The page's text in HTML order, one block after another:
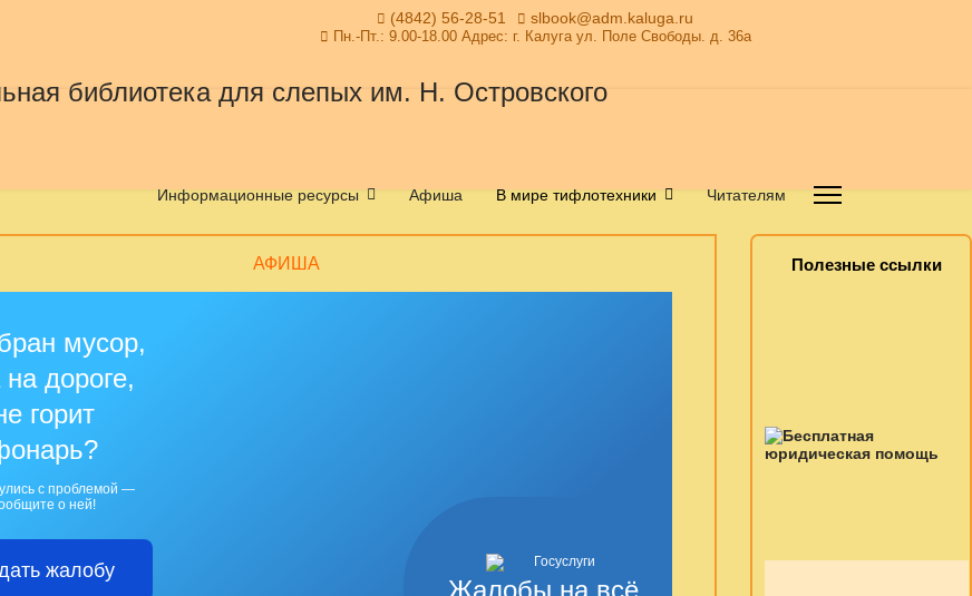
(4842) 56-28-51 slbook@adm.kaluga.ru
Пн.-Пт.: 9.00-18.00 Адрес: г. Калуга ул. Поле Свободы. д. 36а
Информационные ресурсы Афиша В мире тифлотехники Читателям
АФИША
Жалобы на всё
мусор,
дороге,
горит
с проблемой —
о ней!
жалобу
Полезные ссылки